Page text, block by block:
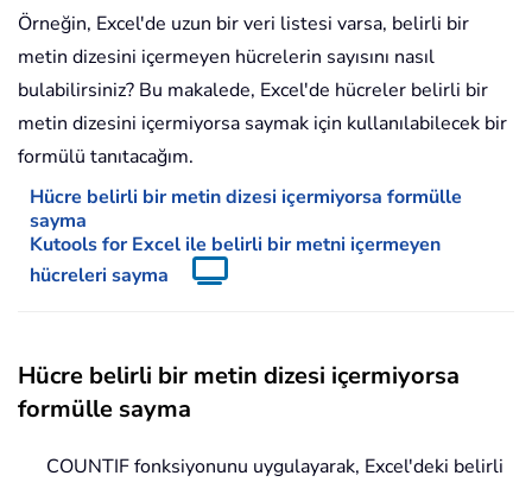
Örneğin, Excel'de uzun bir veri listesi varsa, belirli bir
metin dizesini içermeyen hücrelerin sayısını nasıl
bulabilirsiniz? Bu makalede, Excel'de hücreler belirli bir
metin dizesini içermiyorsa saymak için kullanılabilecek bir
formülü tanıtacağım.
Hücre belirli bir metin dizesi içermiyorsa formülle
sayma
Kutools for Excel ile belirli bir metni içermeyen
hücreleri sayma
Hücre belirli bir metin dizesi içermiyorsa
formülle sayma
COUNTIF fonksiyonunu uygulayarak, Excel'deki belirli